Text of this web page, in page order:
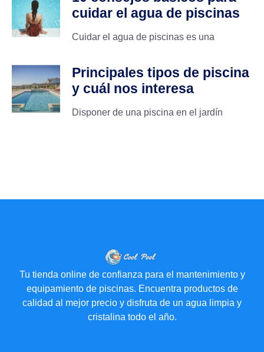
cuidar el agua de piscinas
Cuidar el agua de piscinas es una
Principales tipos de piscina
y cuál nos interesa
Disponer de una piscina en el jardín
Tu tienda online de confianza para el mantenimiento y
equipamiento de piscinas. Encuentra productos de
calidad al mejor precio y disfruta de un agua limpia y
cristalina todo el año.